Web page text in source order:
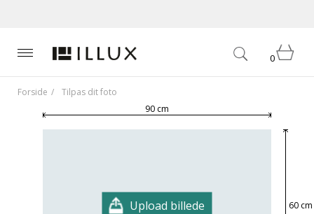
0
Forside
Tilpas dit foto
90 cm
60 cm
Upload billede